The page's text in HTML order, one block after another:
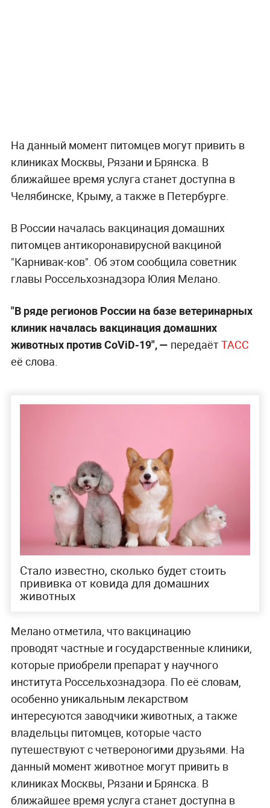
На данный момент питомцев могут привить в
клиниках Москвы, Рязани и Брянска. В
ближайшее время услуга станет доступна в
Челябинске, Крыму, а также в Петербурге.
В России началась вакцинация домашних
питомцев антикоронавирусной вакциной
"Карнивак-ков". Об этом сообщила советник
главы Россельхознадзора Юлия Мелано.
"В ряде регионов России на базе ветеринарных
клиник началась вакцинация домашних
животных против CoViD-19", — передаётТАСС
её слова.
Стало известно, сколько будет стоить
прививка от ковида для домашних
животных
Мелано отметила, что вакцинацию
проводят частные и государственные клиники,
которые приобрели препарат у научного
института Россельхознадзора. По её словам,
особенно уникальным лекарством
интересуются заводчики животных, а также
владельцы питомцев, которые часто
путешествуют с четвероногими друзьями. На
данный момент животное могут привить в
клиниках Москвы, Рязани и Брянска. В
ближайшее время услуга станет доступна в